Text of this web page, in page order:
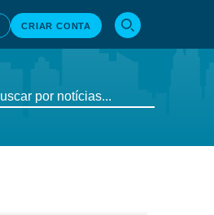
CRIAR CONTA